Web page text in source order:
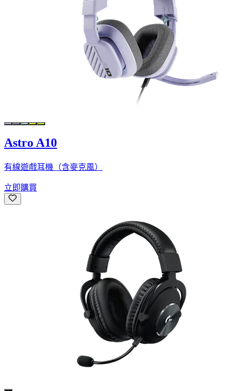
Astro A10
有線遊戲耳機（含麥克風）
立即購買